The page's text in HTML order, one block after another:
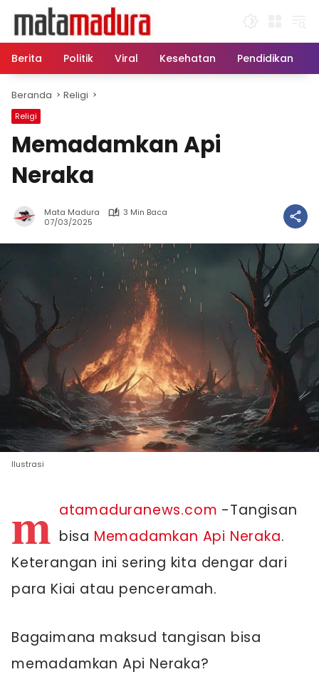
konten
Berita
Politik Viral Kesehatan Pendidikan
Beranda Religi
Religi
Memadamkan Api
Neraka
Mata Madura
3 Min Baca
07/03/2025
Ilustrasi
m atamaduranews.com -Tangisan
bisa Memadamkan Api Neraka.
Keterangan ini sering kita dengar dari
para Kiai atau penceramah.
Bagaimana maksud tangisan bisa
memadamkan Api Neraka?